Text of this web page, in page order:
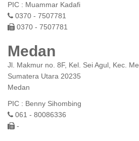
PIC : Muammar Kadafi
0370 - 7507781
0370 - 7507781
Medan
Jl. Makmur no. 8F, Kel. Sei Agul, Kec.
Sumatera Utara 20235
Medan
PIC : Benny Sihombing
061 - 80086336
-